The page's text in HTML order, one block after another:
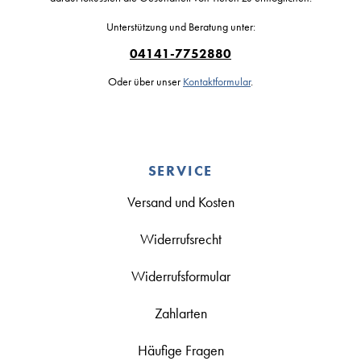
Unterstützung und Beratung unter:
04141-7752880
Oder über unser Kontaktformular.
SERVICE
Versand und Kosten
Widerrufsrecht
Widerrufsformular
Zahlarten
Häufige Fragen